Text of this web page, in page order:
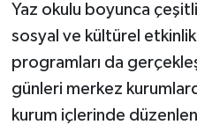
Yaz okulu boyunca
sosyal ve kültürel
programları da
günleri merkez
kurum içlerinde